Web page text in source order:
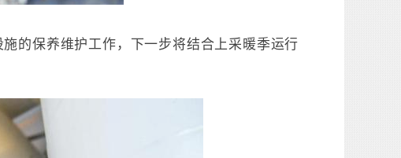
的保养维护工作，下一步将结合上采暖季运行